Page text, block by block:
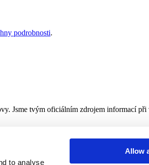
to analyse
Allow
podrobnosti.
Jsme tvým oficiálním zdrojem informací